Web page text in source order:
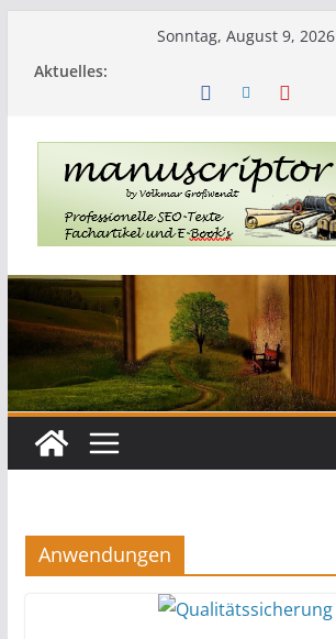
Sonntag, August 9, 2026
Aktuelles:
Anwendungen